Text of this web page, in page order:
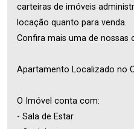
carteiras de imóveis
locação quanto para venda.
Confira mais uma de nossas
Apartamento Localizado no
O Imóvel conta com:
- Sala de Estar